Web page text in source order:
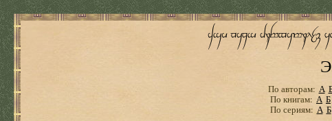
По авторам: А
По книгам: А Б
По сериям: А Б